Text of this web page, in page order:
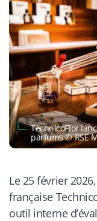
TechnicoFlor
parfums © RSE
Le 25 février
française
outil interne